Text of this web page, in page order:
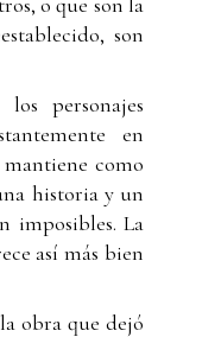
son
personajes
en
mantiene como
historia y un
imposibles. La
así más bien
obra que dejó